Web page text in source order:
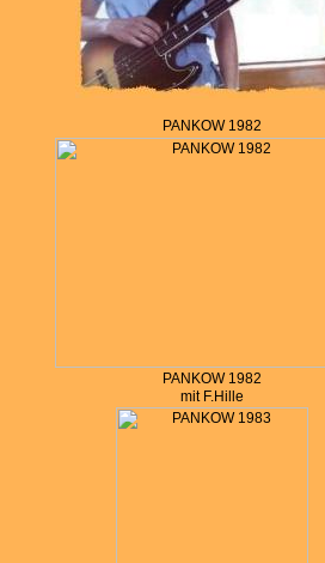
PANKOW 1982
PANKOW 1982
mit F.Hille